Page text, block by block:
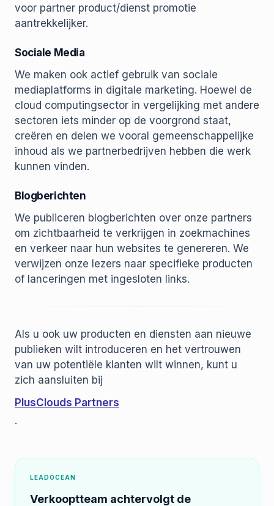
voor partner product/dienst promotie
aantrekkelijker.
Sociale Media
We maken ook actief gebruik van sociale
mediaplatforms in digitale marketing. Hoewel de
cloud computingsector in vergelijking met andere
sectoren iets minder op de voorgrond staat,
creëren en delen we vooral gemeenschappelijke
inhoud als we partnerbedrijven hebben die werk
kunnen vinden.
Blogberichten
We publiceren blogberichten over onze partners
om zichtbaarheid te verkrijgen in zoekmachines
en verkeer naar hun websites te genereren. We
verwijzen onze lezers naar specifieke producten
of lanceringen met ingesloten links.
Als u ook uw producten en diensten aan nieuwe
publieken wilt introduceren en het vertrouwen
van uw potentiële klanten wilt winnen, kunt u
zich aansluiten bij
PlusClouds Partners
.
LEADOCEAN
Verkooptteam achtervolgt de